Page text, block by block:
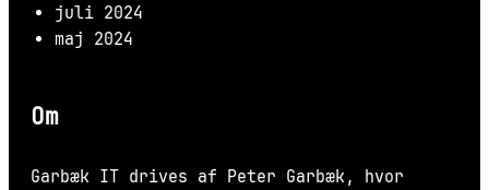
juli 2024
maj 2024
Om
Garbæk IT drives af Peter Garbæk, hvor